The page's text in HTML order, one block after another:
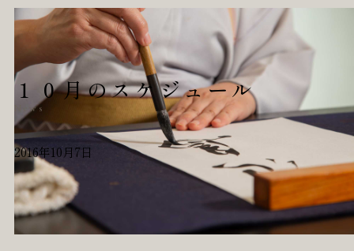
１０月のスケジュール
News
2016年10月7日